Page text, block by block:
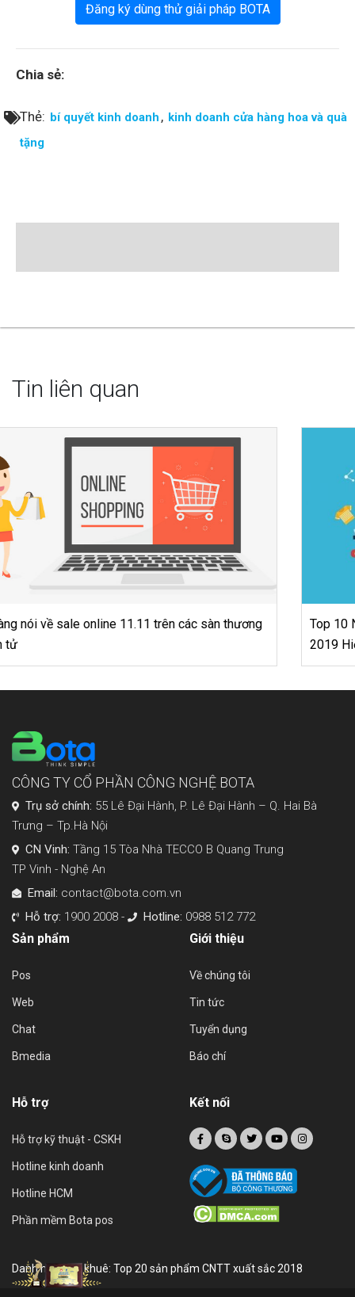
Đăng ký dùng thử giải pháp BOTA
Chia sẻ:
Thẻ: bí quyết kinh doanh , kinh doanh cửa hàng hoa và quà
tặng
Tin liên quan
Top 10 Nguyên Tắc Xây Dựng Chiến Lược Bán Hàng
CÔNG TY CỔ PHẦN CÔNG NGHỆ BOTA
Trụ sở chính: 55 Lê Đại Hành, P. Lê Đại Hành – Q. Hai Bà
Trưng – Tp.Hà Nội
CN Vinh: Tầng 15 Tòa Nhà TECCO B Quang Trung
TP Vinh - Nghệ An
Email: contact@bota.com.vn
Hỗ trợ: 1900 2008 - Hotline: 0988 512 772
Sản phẩm
Pos
Web
Chat
Bmedia
Giới thiệu
Về chúng tôi
Tin tức
Tuyển dụng
Báo chí
Hỗ trợ
Hỗ trợ kỹ thuật - CSKH
Hotline kinh doanh
Hotline HCM
Phần mềm Bota pos
Kết nối
Danh hiệu sao khuê: Top 20 sản phẩm CNTT xuất sắc 2018